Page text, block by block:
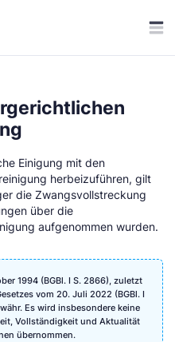
Einigung mit den
herbeizuführen, gilt
die Zwangsvollstreckung
über die
aufgenommen wurden.
1994 (BGBl. I S. 2866), zuletzt
vom 20. Juli 2022 (BGBl. I
Es wird insbesondere keine
Vollständigkeit und Aktualität
übernommen.